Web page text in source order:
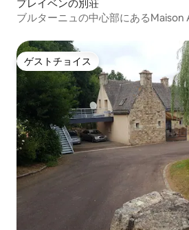
プレイベンの別荘
ブルターニュの中心部にあるMaison
ゲストチョイス
ゲストチョイス